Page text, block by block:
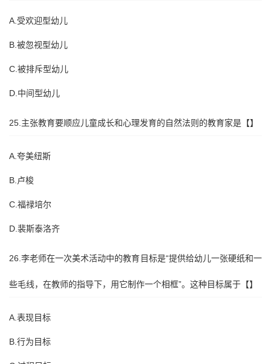
A.受欢迎型幼儿
B.被忽视型幼儿
C.被排斥型幼儿
D.中间型幼儿
25.主张教育要顺应儿童成长和心理发育的自然法则的教育家是【】
A.夸美纽斯
B.卢梭
C.福禄培尔
D.裴斯泰洛齐
26.李老师在一次美术活动中的教育目标是“提供给幼儿一张硬纸和一
些毛线，在教师的指导下，用它制作一个相框”。这种目标属于【】
A.表现目标
B.行为目标